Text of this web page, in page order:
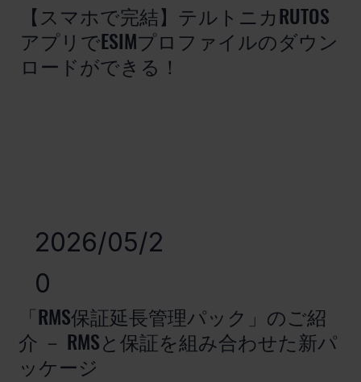
2026/05/2
0
「RMS保証延長管理パック」のご紹
介 － RMSと保証を組み合わせた新パ
ッケージ
【スマホで完結】テルトニカRUTOS
アプリでESIMプロファイルのダウン
ロードができる！